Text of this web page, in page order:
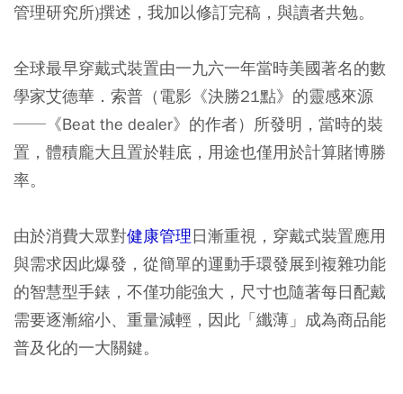
管理研究所)撰述，我加以修訂完稿，與讀者共勉。
全球最早穿戴式裝置由一九六一年當時美國著名的數
學家艾德華．索普（電影《決勝21點》的靈感來源
──《Beat the dealer》的作者）所發明，當時的裝
置，體積龐大且置於鞋底，用途也僅用於計算賭博勝
率。
由於消費大眾對健康管理日漸重視，穿戴式裝置應用
與需求因此爆發，從簡單的運動手環發展到複雜功能
的智慧型手錶，不僅功能強大，尺寸也隨著每日配戴
需要逐漸縮小、重量減輕，因此「纖薄」成為商品能
普及化的一大關鍵。